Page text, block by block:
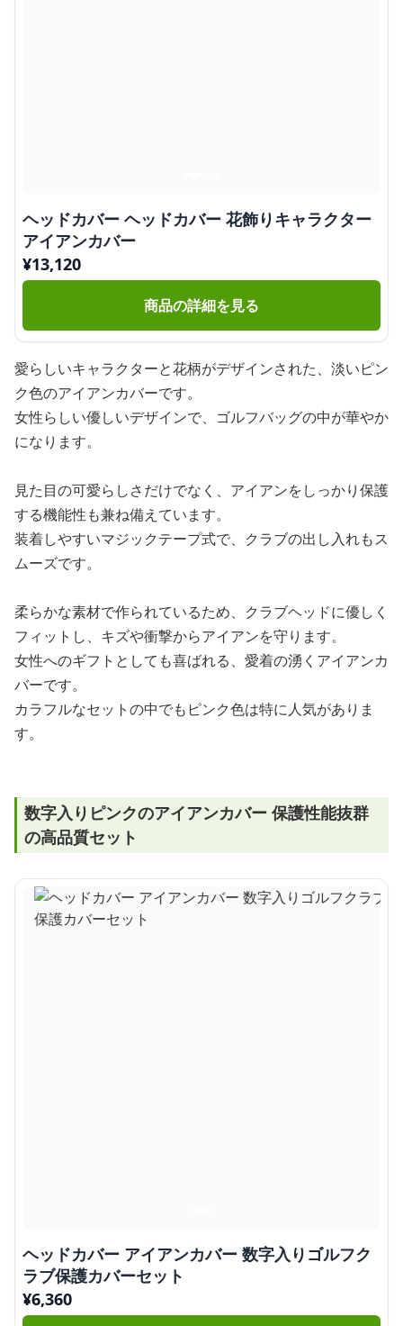
ヘッドカバー ヘッドカバー 花飾りキャラクター
アイアンカバー
¥13,120
商品の詳細を見る
愛らしいキャラクターと花柄がデザインされた、淡いピン
ク色のアイアンカバーです。
女性らしい優しいデザインで、ゴルフバッグの中が華やか
になります。
見た目の可愛らしさだけでなく、アイアンをしっかり保護
する機能性も兼ね備えています。
装着しやすいマジックテープ式で、クラブの出し入れもス
ムーズです。
柔らかな素材で作られているため、クラブヘッドに優しく
フィットし、キズや衝撃からアイアンを守ります。
女性へのギフトとしても喜ばれる、愛着の湧くアイアンカ
バーです。
カラフルなセットの中でもピンク色は特に人気がありま
す。
数字入りピンクのアイアンカバー 保護性能抜群
の高品質セット
ヘッドカバー アイアンカバー 数字入りゴルフク
ラブ保護カバーセット
¥6,360